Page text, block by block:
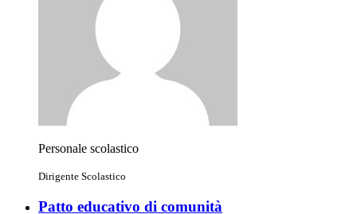
Personale scolastico
Dirigente Scolastico
Patto educativo di comunità